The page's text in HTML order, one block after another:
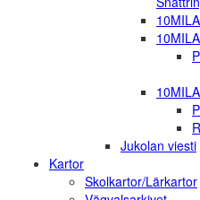
Jukolan viesti
Kartor
Skolkartor/Lärkartor